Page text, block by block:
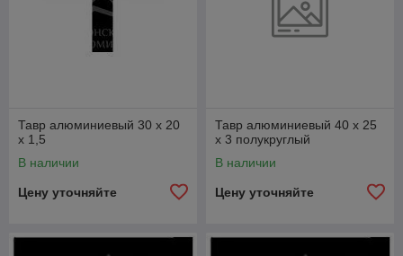
Тавр алюминиевый 30 х 20
x 1,5
В наличии
Цену уточняйте
Тавр алюминиевый 40 х 25
x 3 полукруглый
В наличии
Цену уточняйте